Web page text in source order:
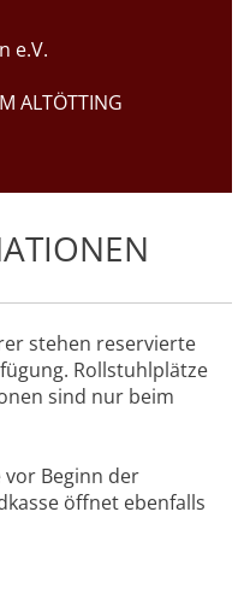
e.V.
ALTÖTTING
stehen reservierte
Rollstuhlplätze
sind nur beim
vor Beginn der
öffnet ebenfalls